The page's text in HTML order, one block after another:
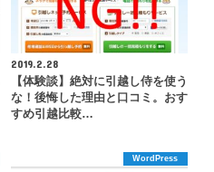
2019.2.28
【体験談】絶対に引越し侍を使う
な！後悔した理由と口コミ。おす
すめ引越比較…
WordPress